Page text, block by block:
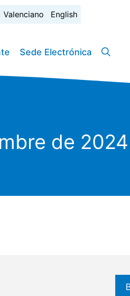
Valenciano English
Sede Electrónica
de 2024